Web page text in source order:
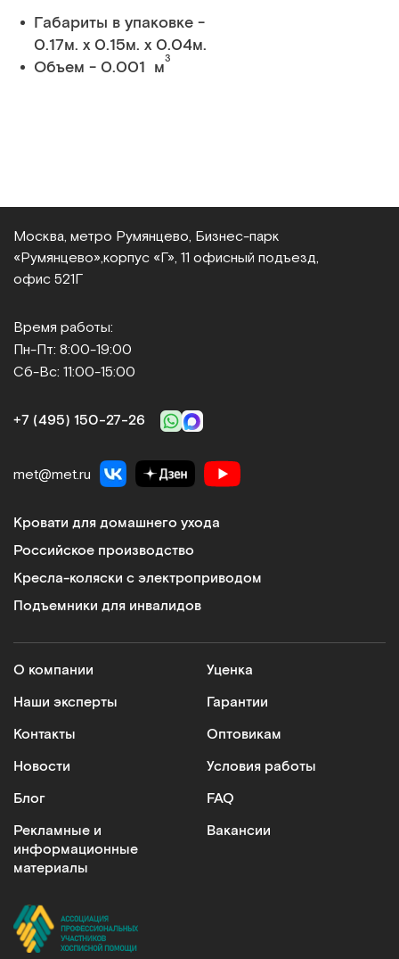
Габариты в упаковке -
0.17м. x 0.15м. x 0.04м.
Объем - 0.001 м3
Москва, метро Румянцево, Бизнес‑парк
«Румянцево», корпус «Г», 11 офисный подъезд,
офис 521Г
Время работы:
Пн-Пт: 8:00-19:00
Сб-Вс: 11:00-15:00
+7 (495) 150‑27‑26
met@met.ru
Кровати для домашнего ухода
Российское производство
Кресла-коляски с электроприводом
Подъемники для инвалидов
О компании
Наши эксперты
Контакты
Новости
Блог
Рекламные и
информационные
материалы
Уценка
Гарантии
Оптовикам
Условия работы
FAQ
Вакансии